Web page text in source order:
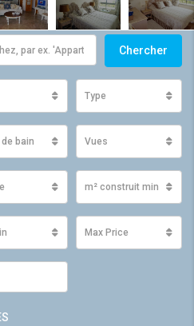
Chercher
Type
bain Vues
m² construit minimum
Max Price